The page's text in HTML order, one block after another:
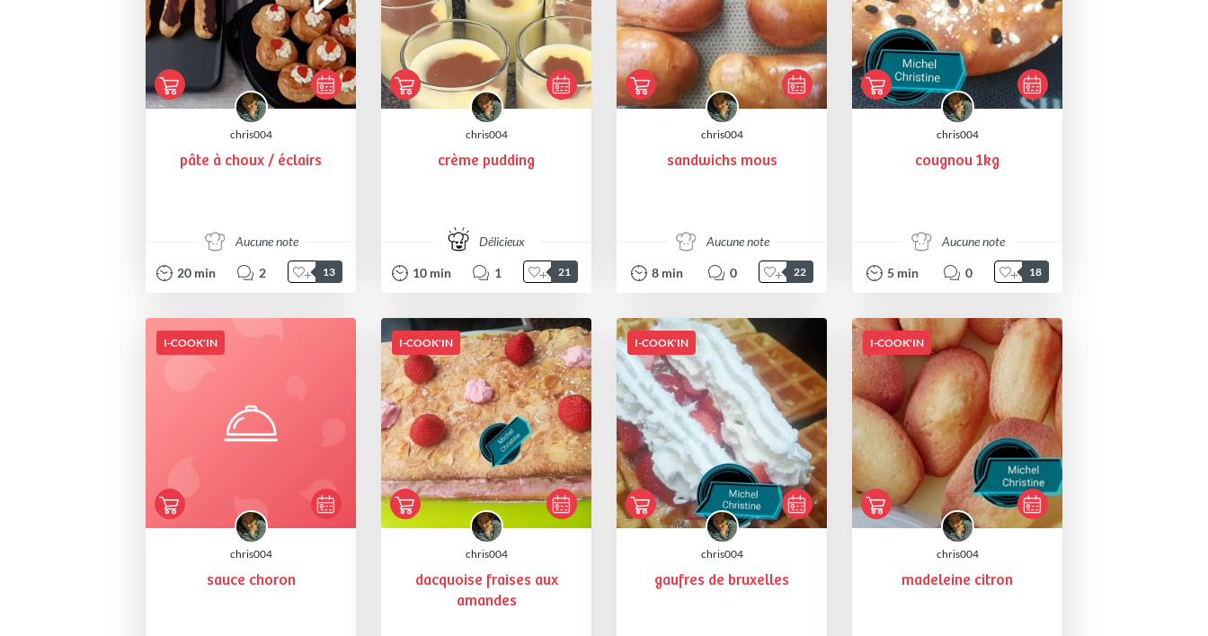
chris004
pâte à choux / éclairs
Aucune note
20 min 2 13
chris004
crème pudding
Délicieux
10 min 1 21
chris004
sandwichs mous
Aucune note
8 min 0 22
chris004
cougnou 1kg
Aucune note
5 min 0 18
I-COOK'IN
chris004
sauce choron
I-COOK'IN
chris004
dacquoise fraises aux
amandes
I-COOK'IN
chris004
gaufres de bruxelles
I-COOK'IN
chris004
madeleine citron